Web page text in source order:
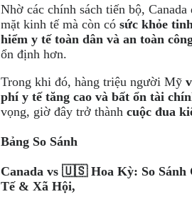
Nhờ các chính sách tiến bộ,
mặt kinh tế mà còn có sức khỏe
hiểm y tế toàn dân và an toàn
ổn định hơn.
Trong khi đó, hàng triệu người Mỹ
phí y tế tăng cao và bất ổn tài
vọng, giờ đây trở thành cuộc đua
Bảng So Sánh
Canada vs 🇺🇸 Hoa Kỳ: So Sánh
Tế & Xã Hội,